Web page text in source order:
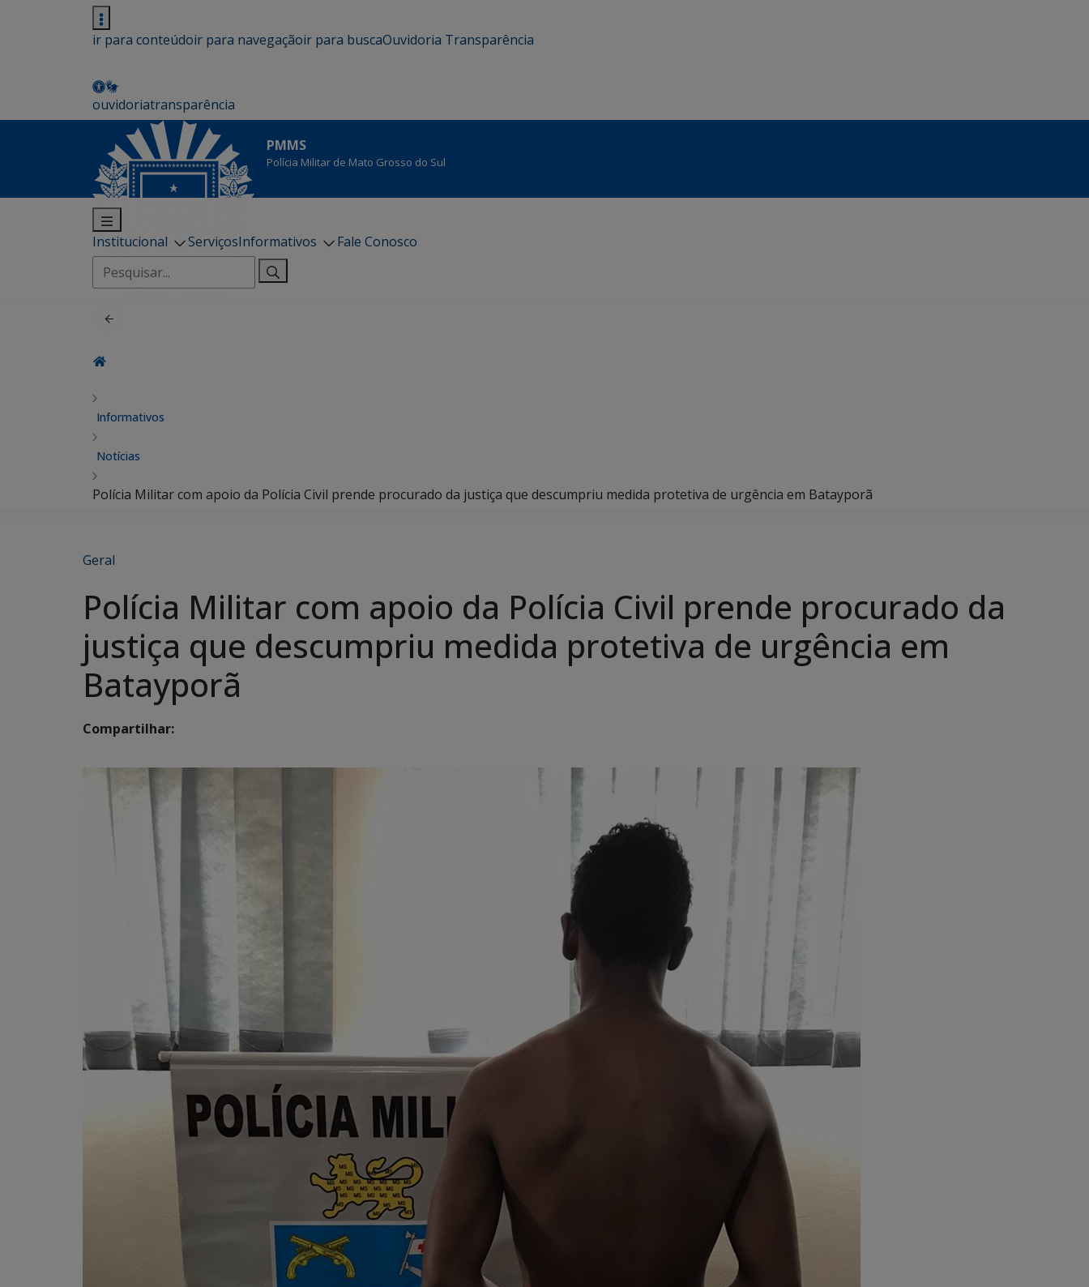
ir para conteúdoir para navegaçãoir para buscaOuvidoria Transparência
ouvidoriatransparência
PMMS
Polícia Militar de Mato Grosso do Sul
Institucional ServiçosInformativos
Fale Conosco
Pesquisar
por:
Informativos
Notícias
Polícia Militar com apoio da Polícia Civil prende procurado da justiça que descumpriu medida protetiva de urgência em Batayporã
Geral
Polícia Militar com apoio da Polícia Civil prende procurado da
justiça que descumpriu medida protetiva de urgência em
Batayporã
Compartilhar: